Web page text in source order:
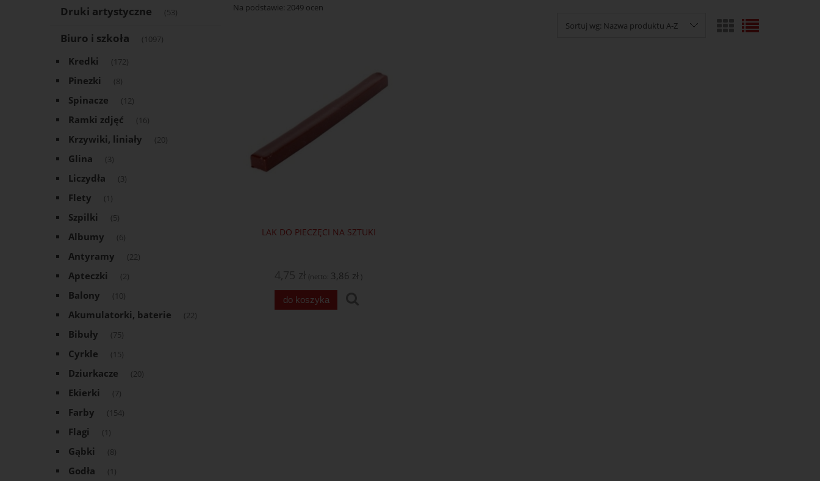
Druki artystyczne (53)
Biuro i szkoła (1097)
Kredki (172)
Pinezki (8)
Spinacze (12)
Ramki zdjęć (16)
Krzywiki, liniały (20)
Glina (3)
Liczydła (3)
Flety (1)
Szpilki (5)
Albumy (6)
Antyramy (22)
Apteczki (2)
Balony (10)
Akumulatorki, baterie (22)
Bibuły (75)
Cyrkle (15)
Dziurkacze (20)
Ekierki (7)
Farby (154)
Flagi (1)
Gąbki (8)
Godła (1)
Na podstawie: 2049 ocen
Sortuj wg: Nazwa produktu A-Z
LAK DO PIECZĘCI NA SZTUKI
(netto: 3,86 zł )
do koszyka